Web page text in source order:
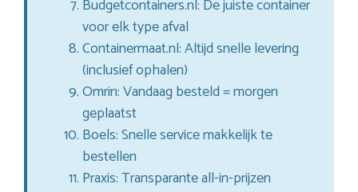
Budgetcontainers.nl: De juiste container
voor elk type afval
Containermaat.nl: Altijd snelle levering
(inclusief ophalen)
Omrin: Vandaag besteld = morgen
geplaatst
Boels: Snelle service makkelijk te
bestellen
Praxis: Transparante all-in-prijzen